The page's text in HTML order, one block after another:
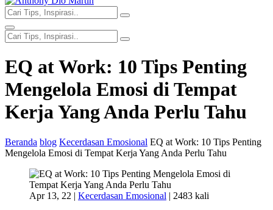
EQ at Work: 10 Tips Penting
Mengelola Emosi di Tempat
Kerja Yang Anda Perlu Tahu
Beranda blog Kecerdasan Emosional EQ at Work: 10 Tips Penting
Mengelola Emosi di Tempat Kerja Yang Anda Perlu Tahu
Apr 13, 22 | Kecerdasan Emosional | 2483 kali